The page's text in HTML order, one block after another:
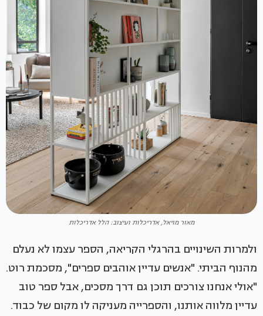
מאור מויאל, אדריכלות ועיצוב: הלל אדריכלות
ולמרות השינויים בהרגלי הקריאה, הספר עצמו לא נעלם
מהנוף הביתי. "אנשים עדיין אוהבים ספרים", מסכמת רוט.
"אולי אנחנו צורכים תוכן גם דרך מסכים, אבל ספר טוב
עדיין מלווה אותנו, והספרייה מעניקה לו מקום של כבוד.